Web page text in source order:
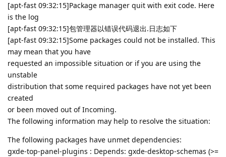
[apt-fast 09:32:15]Package manager quit with exit code. Here
is the log
[apt-fast 09:32:15]包管理器以错误代码退出.日志如下
[apt-fast 09:32:15]Some packages could not be installed. This
may mean that you have
requested an impossible situation or if you are using the
unstable
distribution that some required packages have not yet been
created
or been moved out of Incoming.
The following information may help to resolve the situation:
The following packages have unmet dependencies:
gxde-top-panel-plugins : Depends: gxde-desktop-schemas (>=